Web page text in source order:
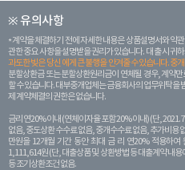
※ 유의사항
계약을 체결하기 전에 자세한 내용은 상품설명서와 약
관한 중요 사항을 설명받을 권리가 있습니다. 대 출 시 귀
과도한 빚은 당신 에게 큰 불행을 안겨줄 수 있습니다. 중
분할상환금 또는 분할상환원리금이 연체될 경우, 계약
할 수 있습니다. 대부중개업체는 금융회사의 업무위탁을
제 계약체결의 권한은 없습니다.
금리 연20% 이내 (연체이자율 포함 20% 이내) (단,
없음, 중도상환 수수료 없음, 중개수수료 없음, 추가비용
만원을 12개월 기간 동안 최대 금 리 연20% 적용하
1,111,614원 (단, 대출상품 및 상환방법 등 대출계약 내
등 조기상환조건 없음.